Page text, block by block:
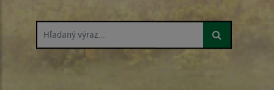
Hľadaný výraz...